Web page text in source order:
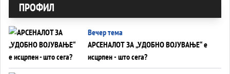
ПРОФИЛ
Вечер тема
АРСЕНАЛОТ ЗА „УДОБНО ВОЈУВАЊЕ“ е
исцрпен - што сега?